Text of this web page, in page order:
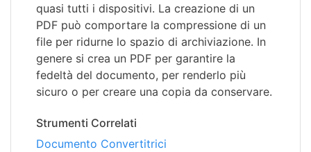
quasi tutti i dispositivi. La creazione di un
PDF può comportare la compressione di un
file per ridurne lo spazio di archiviazione. In
genere si crea un PDF per garantire la
fedeltà del documento, per renderlo più
sicuro o per creare una copia da conservare.
Strumenti Correlati
Documento Convertitrici